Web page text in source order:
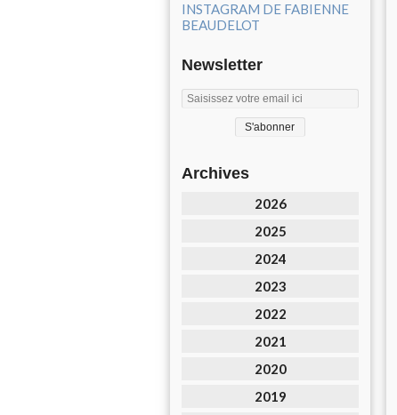
INSTAGRAM DE FABIENNE
BEAUDELOT
Newsletter
Archives
2026
2025
2024
2023
2022
2021
2020
2019